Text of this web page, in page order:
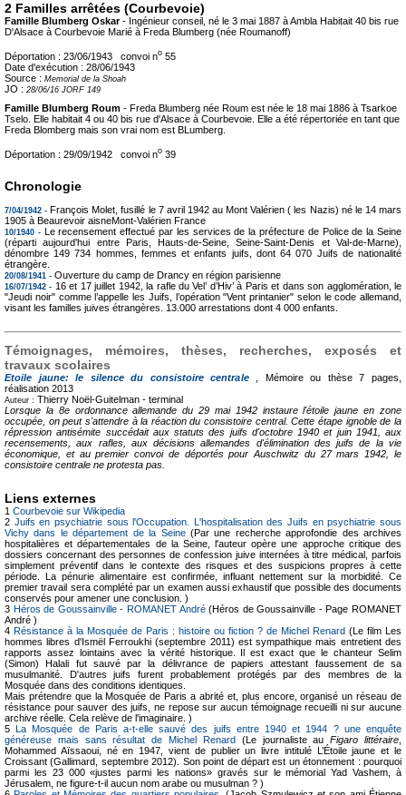
2 Familles arrêtées (Courbevoie)
Famille Blumberg Oskar- Ingénieur conseil, né le 3 mai 1887 à Ambla Habitait 40 bis rue
D'Alsace à Courbevoie Marié à Freda Blumberg (née Roumanoff)
Déportation : 23/06/1943 convoi no 55
Date d'exécution : 28/06/1943
Source : Memorial de la Shoah
JO : 28/06/16 JORF 149
Famille Blumberg Roum - Freda Blumberg née Roum est née le 18 mai 1886 à Tsarkoe
Tselo. Elle habitait 4 ou 40 bis rue d'Alsace à Courbevoie. Elle a été répertoriée en tant que
Freda Blomberg mais son vrai nom est BLumberg.
Déportation : 29/09/1942 convoi no 39
Chronologie
7/04/1942 - François Molet, fusillé le 7 avril 1942 au Mont Valérien ( les Nazis) né le 14 mars
1905 à Beaurevoir aisneMont-Valérien France
10/1940 - Le recensement effectué par les services de la préfecture de Police de la Seine
(réparti aujourd'hui entre Paris, Hauts-de-Seine, Seine-Saint-Denis et Val-de-Marne),
dénombre 149 734 hommes, femmes et enfants juifs, dont 64 070 Juifs de nationalité
étrangère.
20/08/1941 - Ouverture du camp de Drancy en région parisienne
16/07/1942 - 16 et 17 juillet 1942, la rafle du Vel’ d’Hiv’ à Paris et dans son agglomération, le
"Jeudi noir" comme l’appelle les Juifs, l’opération "Vent printanier" selon le code allemand,
visant les familles juives étrangères. 13.000 arrestations dont 4 000 enfants.
Témoignages, mémoires, thèses, recherches, exposés et
travaux scolaires
Etoile jaune: le silence du consistoire centrale, Mémoire ou thèse
7 pages,
réalisation 2013
Auteur : Thierry Noël-Guitelman - terminal
Lorsque la 8e ordonnance allemande du 29 mai 1942 instaure l'étoile jaune en zone
occupée, on peut s'attendre à la réaction du consistoire central. Cette étape ignoble de la
répression antisémite succédait aux statuts des juifs d'octobre 1940 et juin 1941, aux
recensements, aux rafles, aux décisions allemandes d'élimination des juifs de la vie
économique, et au premier convoi de déportés pour Auschwitz du 27 mars 1942, le
consistoire centrale ne protesta pas.
Liens externes
1 Courbevoie sur Wikipedia
2 Juifs en psychiatrie sous l'Occupation. L'hospitalisation des Juifs en psychiatrie sous
Vichy dans le département de la Seine (Par une recherche approfondie des archives
hospitalières et départementales de la Seine, l'auteur opère une approche critique des
dossiers concernant des personnes de confession juive internées à titre médical, parfois
simplement préventif dans le contexte des risques et des suspicions propres à cette
période. La pénurie alimentaire est confirmée, influant nettement sur la morbidité. Ce
premier travail sera complété par un examen aussi exhaustif que possible des documents
conservés pour amener une conclusion. )
3 Héros de Goussainville - ROMANET André(Héros de Goussainville - Page ROMANET
André )
4 Résistance à la Mosquée de Paris : histoire ou fiction ? de Michel Renard (Le film Les
hommes libres d'Ismël Ferroukhi (septembre 2011) est sympathique mais entretient des
rapports assez lointains avec la vérité historique. Il est exact que le chanteur Selim
(Simon) Halali fut sauvé par la délivrance de papiers attestant faussement de sa
musulmanité. D'autres juifs furent probablement protégés par des membres de la
Mosquée dans des conditions identiques.
Mais prétendre que la Mosquée de Paris a abrité et, plus encore, organisé un réseau de
résistance pour sauver des juifs, ne repose sur aucun témoignage recueilli ni sur aucune
archive réelle. Cela relève de l'imaginaire. )
5La Mosquée de Paris a-t-elle sauvé des juifs entre 1940 et 1944 ? une enquête
généreuse mais sans résultat de Michel Renard(Le journaliste auFigaro littéraire
Mohammed Aïssaoui, né en 1947, vient de publier un livre intitulé L’Étoile jaune et le
Croissant (Gallimard, septembre 2012). Son point de départ est un étonnement : pourquoi
parmi les 23 000 «justes parmi les nations» gravés sur le mémorial Yad Vashem, à
Jérusalem, ne figure-t-il aucun nom arabe ou musulman ? )